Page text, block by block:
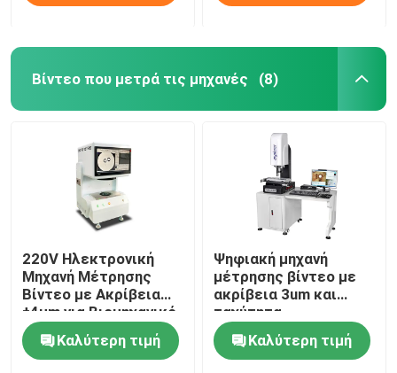
Βίντεο που μετρά τις μηχανές (8)
220V Ηλεκτρονική
Μηχανή Μέτρησης
Βίντεο με Ακρίβεια
±4μm για Βιομηχανικό
Έλεγχο
Καλύτερη τιμή
Ψηφιακή μηχανή
μέτρησης βίντεο με
ακρίβεια 3um και
ταχύτητα
χειροκίνητου ελέγχου
για εξατομικευμένη
υποστήριξη
Καλύτερη τιμή